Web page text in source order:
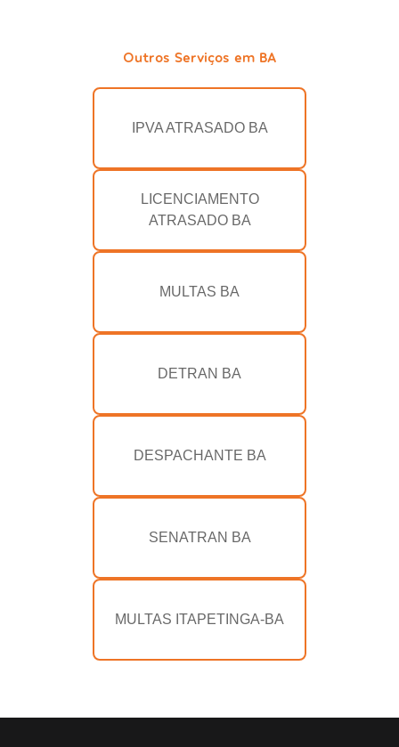
Outros Serviços em BA
IPVA ATRASADO BA
LICENCIAMENTO
ATRASADO BA
MULTAS BA
DETRAN BA
DESPACHANTE BA
SENATRAN BA
MULTAS ITAPETINGA-BA